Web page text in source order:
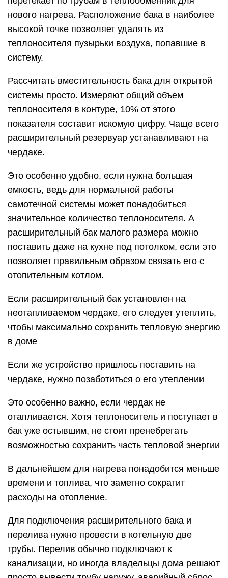
нового нагрева. Расположение бака в наиболее
высокой точке позволяет удалять из
теплоносителя пузырьки воздуха, попавшие в
систему.
Рассчитать вместительность бака для открытой
системы просто. Измеряют общий объем
теплоносителя в контуре, 10% от этого
показателя составит искомую цифру. Чаще всего
расширительный резервуар устанавливают на
чердаке.
Это особенно удобно, если нужна большая
емкость, ведь для нормальной работы
самотечной системы может понадобиться
значительное количество теплоносителя. А
расширительный бак малого размера можно
поставить даже на кухне под потолком, если это
позволяет правильным образом связать его с
отопительным котлом.
Если расширительный бак установлен на
неотапливаемом чердаке, его следует утеплить,
чтобы максимально сохранить тепловую энергию
в доме
Если же устройство пришлось поставить на
чердаке, нужно позаботиться о его утеплении
Это особенно важно, если чердак не
отапливается. Хотя теплоноситель и поступает в
бак уже остывшим, не стоит пренебрегать
возможностью сохранить часть тепловой энергии
В дальнейшем для нагрева понадобится меньше
времени и топлива, что заметно сократит
расходы на отопление.
Для подключения расширительного бака и
перелива нужно провести в котельную две
трубы. Перелив обычно подключают к
канализации, но иногда владельцы дома решают